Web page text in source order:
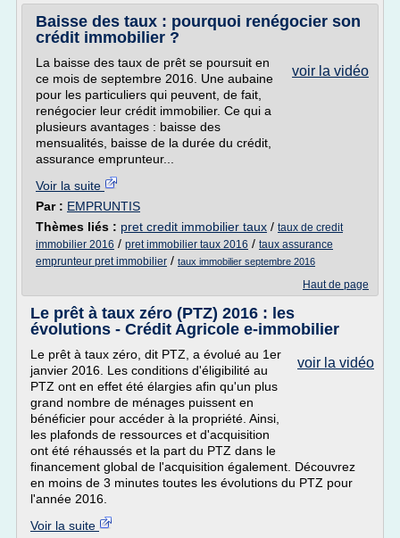
Baisse des taux : pourquoi renégocier son
crédit immobilier ?
voir la vidéo
La baisse des taux de prêt se poursuit en
ce mois de septembre 2016. Une aubaine
pour les particuliers qui peuvent, de fait,
renégocier leur crédit immobilier. Ce qui a
plusieurs avantages : baisse des
mensualités, baisse de la durée du crédit,
assurance emprunteur...
Voir la suite
Par : EMPRUNTIS
Thèmes liés : pret credit immobilier taux / taux de credit
immobilier 2016 / pret immobilier taux 2016 / taux assurance
emprunteur pret immobilier / taux immobilier septembre 2016
Haut de page
Le prêt à taux zéro (PTZ) 2016 : les
évolutions - Crédit Agricole e-immobilier
voir la vidéo
Le prêt à taux zéro, dit PTZ, a évolué au 1er
janvier 2016. Les conditions d'éligibilité au
PTZ ont en effet été élargies afin qu'un plus
grand nombre de ménages puissent en
bénéficier pour accéder à la propriété. Ainsi,
les plafonds de ressources et d'acquisition
ont été réhaussés et la part du PTZ dans le
financement global de l'acquisition également. Découvrez
en moins de 3 minutes toutes les évolutions du PTZ pour
l'année 2016.
Voir la suite